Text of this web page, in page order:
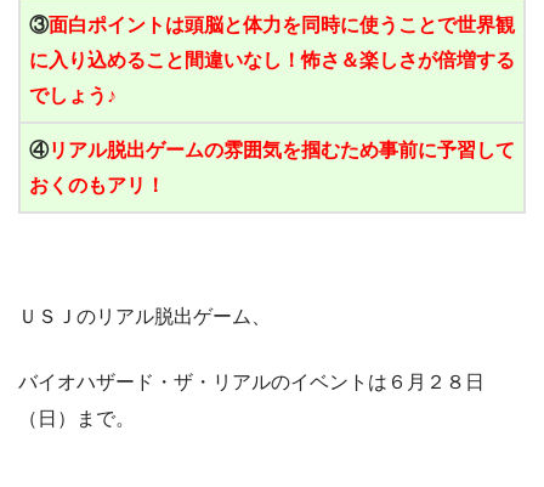
③面白ポイントは頭脳と体力を同時に使うことで世界観
に入り込めること間違いなし！怖さ＆楽しさが倍増する
でしょう♪
④リアル脱出ゲームの雰囲気を掴むため事前に予習して
おくのもアリ！
ＵＳＪのリアル脱出ゲーム、
バイオハザード・ザ・リアルのイベントは６月２８日
（日）まで。